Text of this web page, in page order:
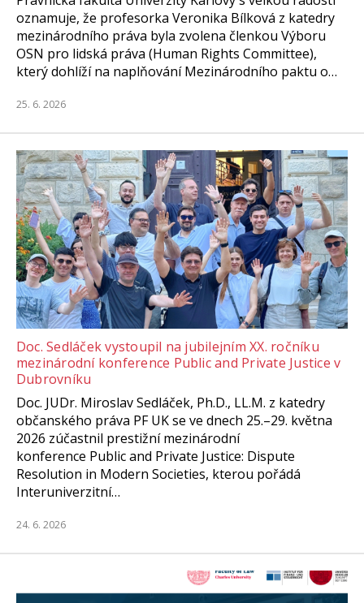
oznamuje, že profesorka Veronika Bílková z katedry
mezinárodního práva byla zvolena členkou Výboru
OSN pro lidská práva (Human Rights Committee),
který dohlíží na naplňování Mezinárodního paktu o…
25. 6. 2026
Doc. Sedláček vystoupil na jubilejním XX. ročníku
mezinárodní konference Public and Private Justice v
Dubrovníku
Doc. JUDr. Miroslav Sedláček, Ph.D., LL.M. z katedry
občanského práva PF UK se ve dnech 25.–29. května
2026 zúčastnil prestižní mezinárodní
konference Public and Private Justice: Dispute
Resolution in Modern Societies, kterou pořádá
Interuniverzitní…
24. 6. 2026